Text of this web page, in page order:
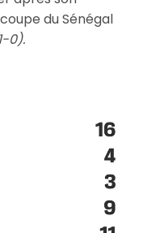
du Sénégal
0).